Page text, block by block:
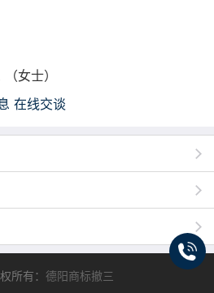
女士）
在线交谈
所有： 德阳商标撤三